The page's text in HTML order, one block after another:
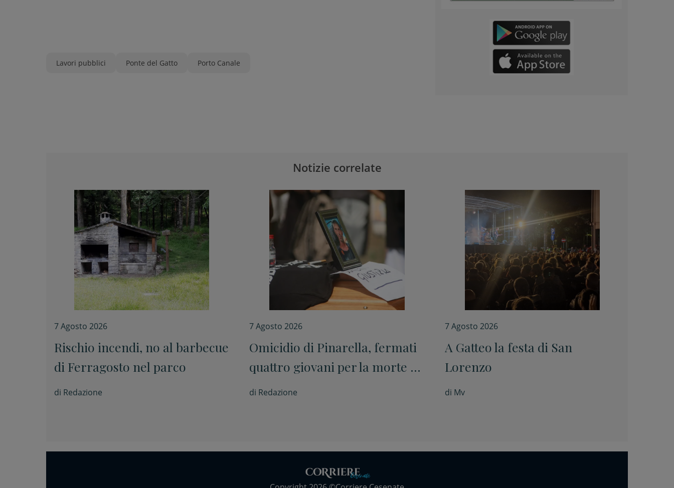
Lavori pubblici Ponte del Gatto Porto Canale
Notizie correlate
7 Agosto 2026
Rischio incendi, no al barbecue
di Ferragosto nel parco
di Redazione
7 Agosto 2026
Omicidio di Pinarella, fermati
quattro giovani per la morte di
Nicola Musiani
di Redazione
7 Agosto 2026
A Gatteo la festa di San
Lorenzo
di Mv